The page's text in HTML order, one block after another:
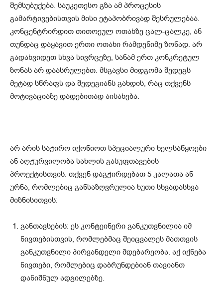
შემსუბუქება. საუკეთესო გზა ამ პროცესის
გამარტივებისთვის მისი ეტაპობრივად შესრულებაა.
კონცენტრირდით თითოეულ ოთახზე ცალ-ცალკე, ან
თუნდაც დაყავით ერთი ოთახი რამდენიმე ზონად. არ
გადახვიდეთ სხვა სივრცეზე, სანამ ერთ კონკრეტულ
ზონას არ დაასრულებთ. მსგავსი მიდგომა შედეგს
მეტად სწრაფს და შედეგიანს გახდის, რაც თქვენს
მოტივაციაზე დადებითად აისახება.
არ არის საჭირო იქონიოთ სპეციალური ხელსაწყოები
ან აღჭურვილობა სახლის გასუფთავების
პროექტისთვის. თქვენ დაგჭირდებათ 5 კალათა ან
ურნა, რომლებიც განსაზღვრულია ხუთი სხვადასხვა
მიზნისითვის:
განთავსების: ეს კონტეინერი განკუთვნილია იმ
ნივთებისთვის, რომლებმაც შეიცვალეს მათთვის
განკუთვნილი პირვანდელი მდებარეობა. აქ იქნება
ნივთები, რომლებიც დაბრუნდებიან თავიანთ
დანიშნულ ადგილებზე.